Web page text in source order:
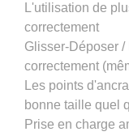
L'utilisation de
correctement
Glisser-Déposer
correctement
Les points
bonne taille quel
Prise en charge